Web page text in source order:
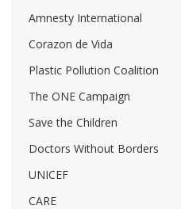
Amnesty International
Corazon de Vida
Plastic Pollution Coalition
The ONE Campaign
Save the Children
Doctors Without Borders
UNICEF
CARE